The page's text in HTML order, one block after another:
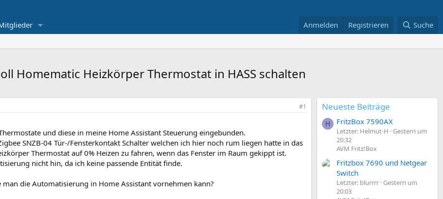
Anmelden Registrieren Suche
Homematic Heizkörper Thermostat in HASS schalten
#1
und diese in meine Home Assistant Steuerung eingebunden.
SNZB-04 Tür-/Fensterkontakt Schalter welchen ich hier noch rum liegen hatte in das
Thermostat auf 0% Heizen zu fahren, wenn das Fenster im Raum gekippt ist.
nicht hin, da ich keine passende Entität finde.
die Automatisierung in Home Assistant vornehmen kann?
Neueste Beiträge
H FritzBox 7590AX
Letzter: Helmut-H
Gestern um
20:32
AVM Fritz!Box
Fritzbox 7690 und Netgear
Switch
Letzter: blurrrr Gestern um
20:03